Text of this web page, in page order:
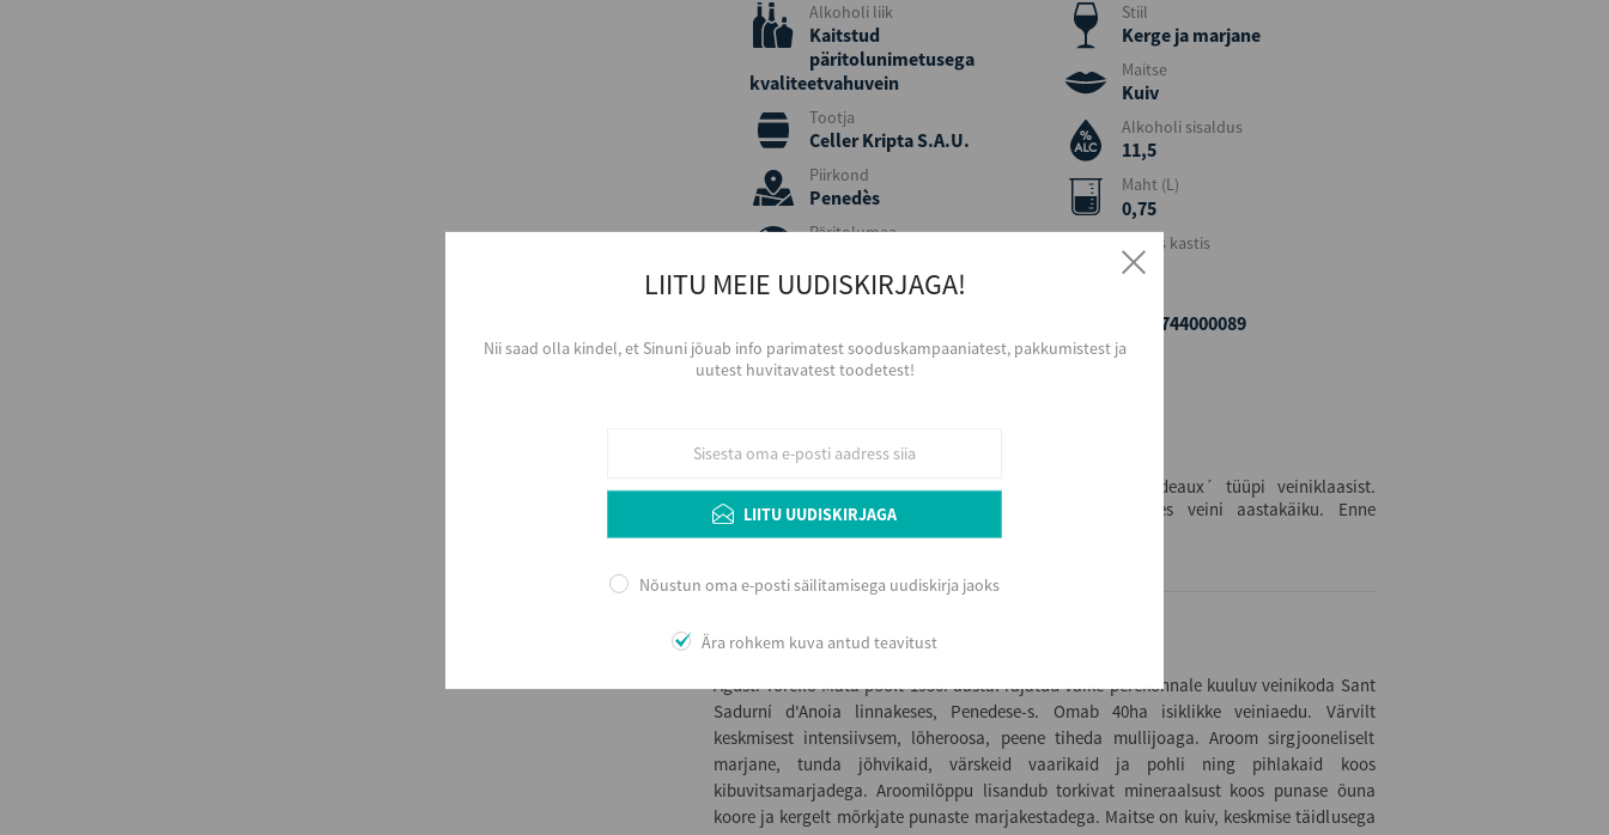
Alkoholi liik
Kaitstud
päritolunimetusega
kvaliteetvahuvein
Tootja
Celler Kripta S.A.U.
Piirkond
Penedès
Päritolumaa
Viinamari
Aastakäik
2021
Stiil
Kerge ja marjane
Maitse
Kuiv
Alkoholi sisaldus
11,5
Maht (L)
0,75
Kogus kastis
6
8424744000089
Serveerimine
Jahutatult, 8 - 10 ºC, väiksemast sihvaka kujuga bordeaux´ tüüpi veiniklaasist.
Arengupotentsiaal veinikeldris 4 - 8 aastat, arvestades veini aastakäiku. Enne
serveerimist soovitav aereerida.
Lisainfo
Agustí Torelló Mata poolt 1950. aastal rajatud väike perekonnale kuuluv veinikoda Sant
Sadurní d'Anoia linnakeses, Penedese-s. Omab 40ha isiklikke veiniaedu. Värvilt
keskmisest intensiivsem, lõheroosa, peene tiheda mullijoaga. Aroom sirgjooneliselt
marjane, tunda jõhvikaid, värskeid vaarikaid ja pohli ning pihlakaid koos
kibuvitsamarjadega. Aroomilõppu lisandub torkivat mineraalsust koos punase õuna
koore ja kergelt mõrkjate punaste marjakestadega. Maitse on kuiv, keskmise täidlusega
LIITU MEIE UUDISKIRJAGA!
Nii saad olla kindel, et Sinuni jõuab info parimatest sooduskampaaniatest, pakkumistest ja
uutest huvitavatest toodetest!
LIITU UUDISKIRJAGA
Nõustun oma e-posti säilitamisega uudiskirja jaoks
Ära rohkem kuva antud teavitust